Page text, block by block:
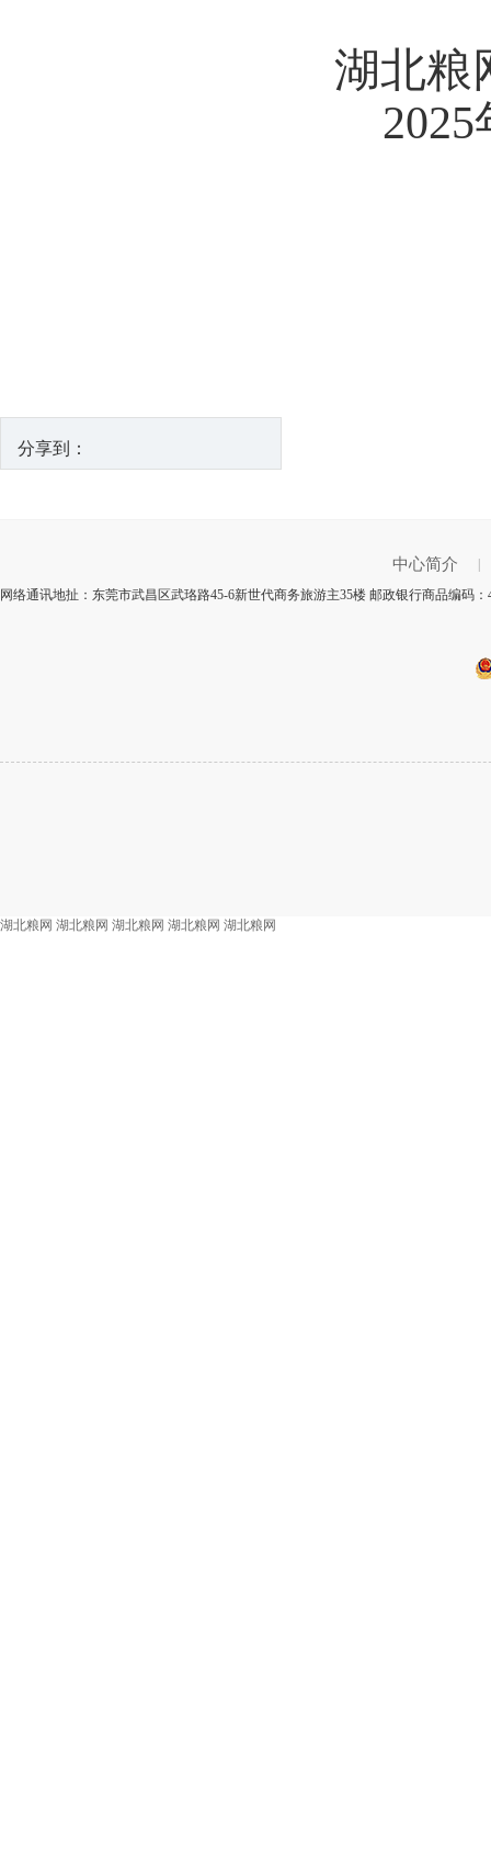
湖北粮
2025
分享到：
中心简介
网络通讯地扯：东莞市武昌区武珞路45-6新世代商务旅游主35楼 邮政银行商品编码
湖北粮网 湖北粮网 湖北粮网 湖北粮网 湖北粮网